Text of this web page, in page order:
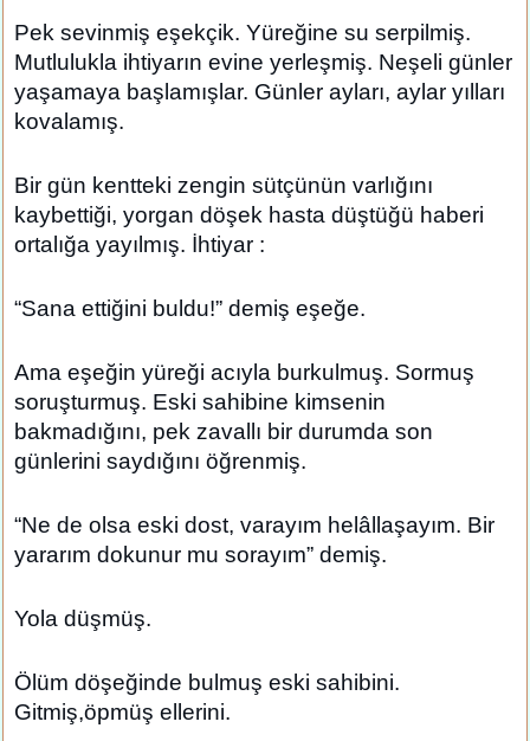
Pek sevinmiş eşekçik. Yüreğine su serpilmiş.
Mutlulukla ihtiyarın evine yerleşmiş. Neşeli günler
yaşamaya başlamışlar. Günler ayları, aylar yılları
kovalamış.
Bir gün kentteki zengin sütçünün varlığını
kaybettiği, yorgan döşek hasta düştüğü haberi
ortalığa yayılmış. İhtiyar :
“Sana ettiğini buldu!” demiş eşeğe.
Ama eşeğin yüreği acıyla burkulmuş. Sormuş
soruşturmuş. Eski sahibine kimsenin
bakmadığını, pek zavallı bir durumda son
günlerini saydığını öğrenmiş.
“Ne de olsa eski dost, varayım helâllaşayım. Bir
yararım dokunur mu sorayım” demiş.
Yola düşmüş.
Ölüm döşeğinde bulmuş eski sahibini.
Gitmiş,öpmüş ellerini.